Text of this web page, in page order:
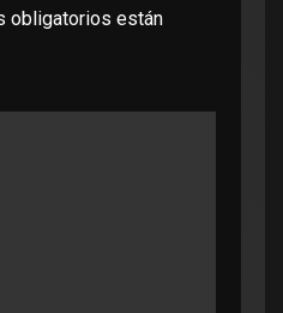
obligatorios están